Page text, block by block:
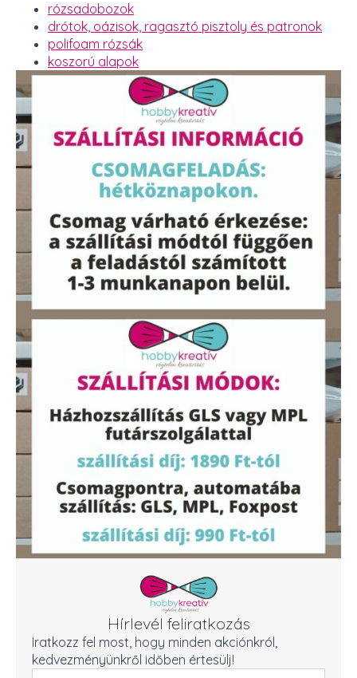
rózsadobozok
drótok, oázisok, ragasztó pisztoly és patronok
polifoam rózsák
koszorú alapok
Hírlevél feliratkozás
Iratkozz fel most, hogy minden akciónkról,
kedvezményünkről időben értesülj!
Név